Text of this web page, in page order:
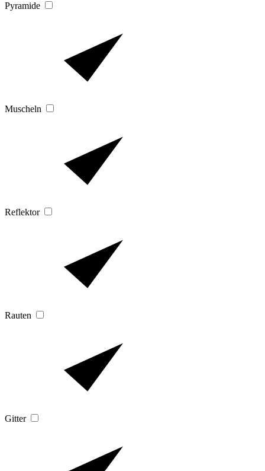
Pyramide
Muscheln
Reflektor
Rauten
Gitter